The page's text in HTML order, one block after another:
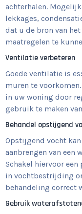
achterhalen.
lekkages,
dat u de bron van
maatregelen te
Ventilatie verbeteren
Goede ventilatie is
muren te
in uw woning door
gebruik te maken
Behandel opstijgend
Opstijgend vocht
aanbrengen van een
Schakel hiervoor
in vochtbestrijding
behandeling correct
Gebruik